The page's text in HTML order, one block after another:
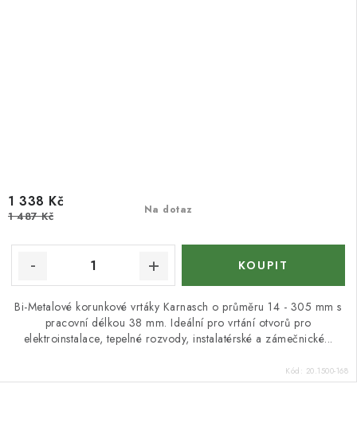
Na dotaz
1 338 Kč
1 487 Kč
Bi-Metalové korunkové vrtáky Karnasch o průměru 14 - 305 mm s
pracovní délkou 38 mm. Ideální pro vrtání otvorů pro
elektroinstalace, tepelné rozvody, instalatérské a zámečnické...
Kód: 20.1500-168